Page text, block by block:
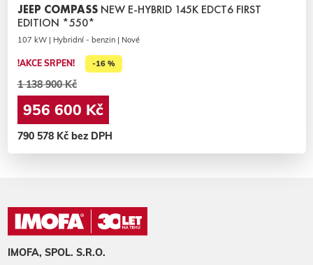
JEEP COMPASS NEW E-HYBRID 145K EDCT6 FIRST
EDITION *550*
107 kW | Hybridní - benzin | Nové
!AKCE SRPEN! -16 %
1 138 900 Kč
956 600 Kč
790 578 Kč bez DPH
IMOFA, SPOL. S.R.O.